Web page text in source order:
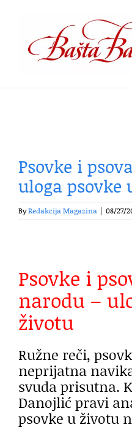
content
Psovke i
uloga psovke
ByRedakcija Magazina 08/27/
Psovke i
narodu –
životu
Ružne reči,
neprijatna
svuda prisutna.
Danojlić pravi
psovke u životu